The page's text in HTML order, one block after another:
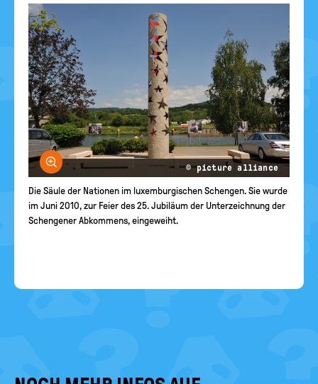
Bild vergrößern
© picture alliance
Die Säule der Nationen im luxemburgischen Schengen. Sie wurde
im Juni 2010, zur Feier des 25. Jubiläum der Unterzeichnung der
Schengener Abkommens, eingeweiht.